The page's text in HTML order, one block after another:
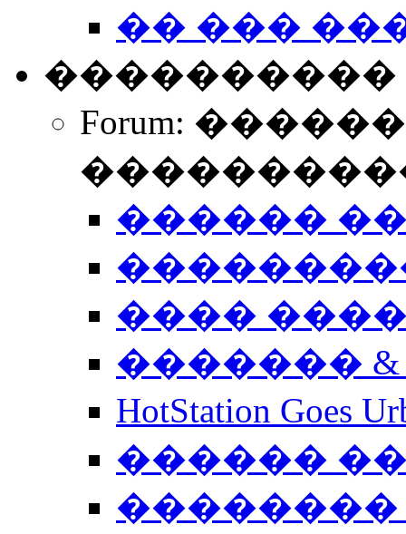
�� ���
����������
Forum:
������
����
�������
HotStation
������
��������